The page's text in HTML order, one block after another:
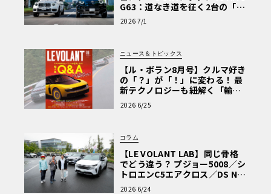
G63：道なき道を征く2台の「対
極的アプローチ」
2026 7/1
ニュース＆トピックス
【ル・ボラン8月号】クルマ好き
の「？」が「！」に変わる！ 最
新テクノロジーも紐解く「輸入
車Q&A」
2026 6/25
コラム
【LE VOLANT LAB】同じ骨格
でどう違う？ プジョー5008／シ
トロエンC5エアクロス／DS Nº4
読者一気乗りレポート
2026 6/24